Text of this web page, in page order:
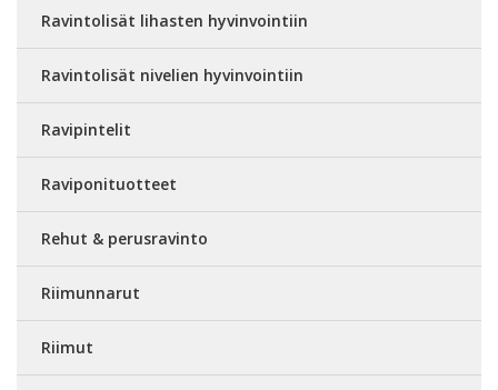
Ravintolisät lihasten hyvinvointiin
Ravintolisät nivelien hyvinvointiin
Ravipintelit
Raviponituotteet
Rehut & perusravinto
Riimunnarut
Riimut